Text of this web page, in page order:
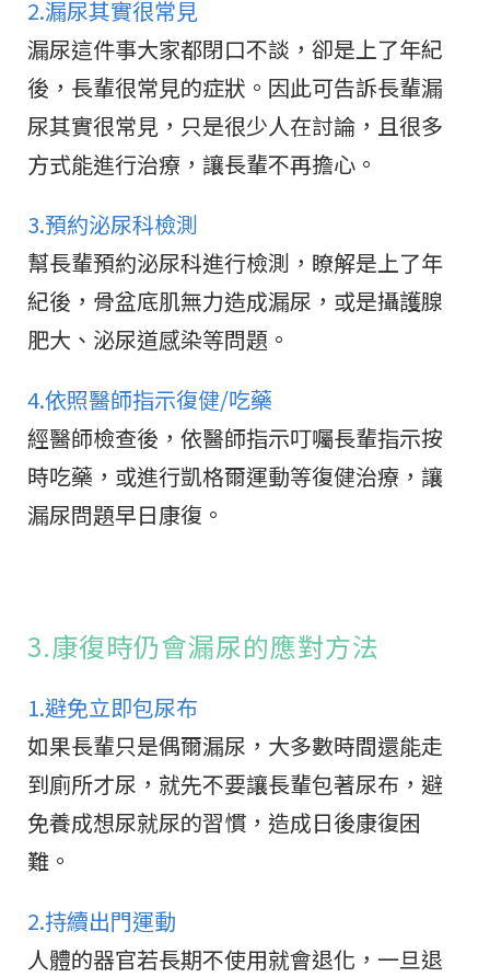
2.漏尿其實很常見
漏尿這件事大家都閉口不談，卻是上了年紀
後，長輩很常見的症狀。因此可告訴長輩漏
尿其實很常見，只是很少人在討論，且很多
方式能進行治療，讓長輩不再擔心。
3.預約泌尿科檢測
幫長輩預約泌尿科進行檢測，瞭解是上了年
紀後，骨盆底肌無力造成漏尿，或是攝護腺
肥大、泌尿道感染等問題。
4.依照醫師指示復健/吃藥
經醫師檢查後，依醫師指示叮囑長輩指示按
時吃藥，或進行凱格爾運動等復健治療，讓
漏尿問題早日康復。
3.康復時仍會漏尿的應對方法
1.避免立即包尿布
如果長輩只是偶爾漏尿，大多數時間還能走
到廁所才尿，就先不要讓長輩包著尿布，避
免養成想尿就尿的習慣，造成日後康復困
難。
2.持續出門運動
人體的器官若長期不使用就會退化，一旦退